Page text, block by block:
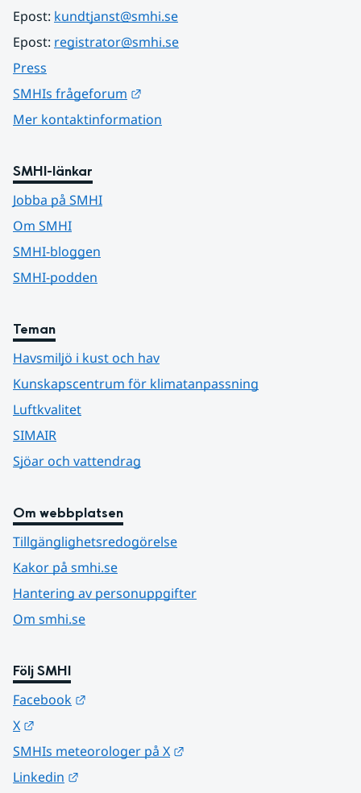
Epost: kundtjanst@smhi.se
Epost: registrator@smhi.se
Press
SMHIs frågeforum
Mer kontaktinformation
SMHI-länkar
Jobba på SMHI
Om SMHI
SMHI-bloggen
SMHI-podden
Teman
Havsmiljö i kust och hav
Kunskapscentrum för klimatanpassning
Luftkvalitet
SIMAIR
Sjöar och vattendrag
Om webbplatsen
Tillgänglighetsredogörelse
Kakor på smhi.se
Hantering av personuppgifter
Om smhi.se
Följ SMHI
Facebook
X
SMHIs meteorologer på X
Linkedin